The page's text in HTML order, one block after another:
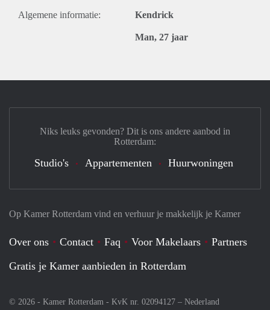
Algemene informatie: Kendrick
Man, 27 jaar
Op Kamer Rotterdam vind en verhuur je makkelijk je Kamer
Over ons Contact Faq Voor Makelaars
Partners
Gratis je Kamer aanbieden in Rotterdam
© 2026 - Kamer Rotterdam - KvK nr. 02094127 – Nederland
Niks leuks gevonden? Dit is ons andere aanbod in
Rotterdam:
Studio's Appartementen Huurwoningen